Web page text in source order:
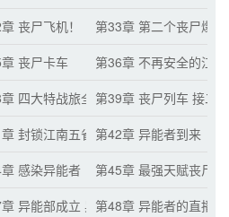
丧尸飞机！
第33章 第二个丧尸爆
的丧尸危机
丧尸卡车
第36章 不再安全的江
四大特战旅全军覆没第39章 丧尸列车 接二
封锁江南五省 第42章 异能者到来
感染异能者
第45章 最强天赋丧尸
异能部成立 异能者的信息
第48章 异能者的直播